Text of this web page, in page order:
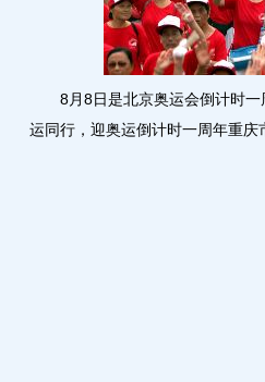
8月8日是北京奥运会倒计时一
运同行，迎奥运倒计时一周年重